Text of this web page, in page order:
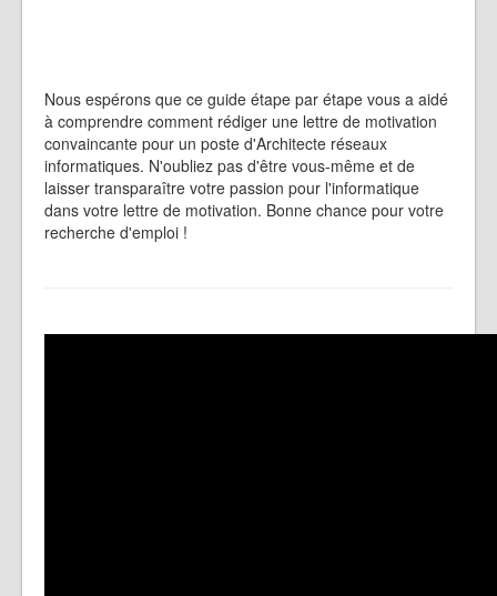
Nous espérons que ce guide étape par étape vous a aidé
à comprendre comment rédiger une lettre de motivation
convaincante pour un poste d'Architecte réseaux
informatiques. N'oubliez pas d'être vous-même et de
laisser transparaître votre passion pour l'informatique
dans votre lettre de motivation. Bonne chance pour votre
recherche d'emploi !